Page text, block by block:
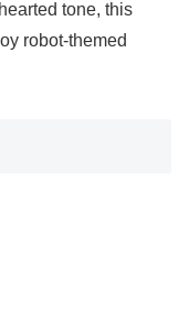
tone, this
robot-themed